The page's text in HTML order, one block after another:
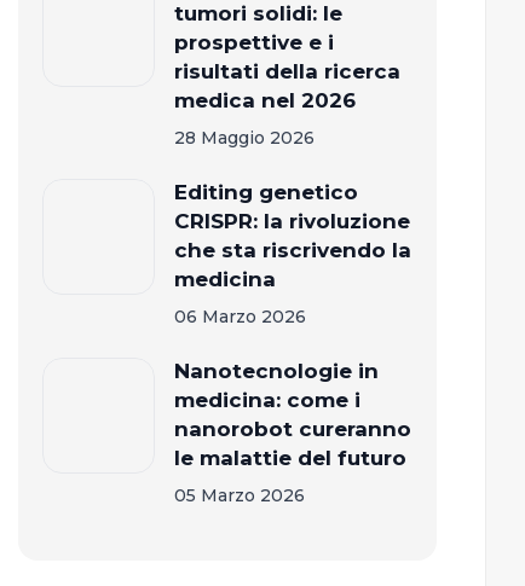
tumori solidi: le
prospettive e i
risultati della ricerca
medica nel 2026
28 Maggio 2026
Editing genetico
CRISPR: la rivoluzione
che sta riscrivendo la
medicina
06 Marzo 2026
Nanotecnologie in
medicina: come i
nanorobot cureranno
le malattie del futuro
05 Marzo 2026